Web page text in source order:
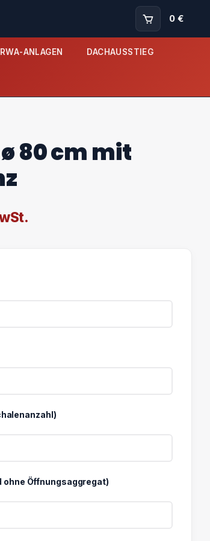
0 €
RWA-ANLAGEN DACHAUSSTIEG
80 cm mit
ohne Öffnungsaggregat)